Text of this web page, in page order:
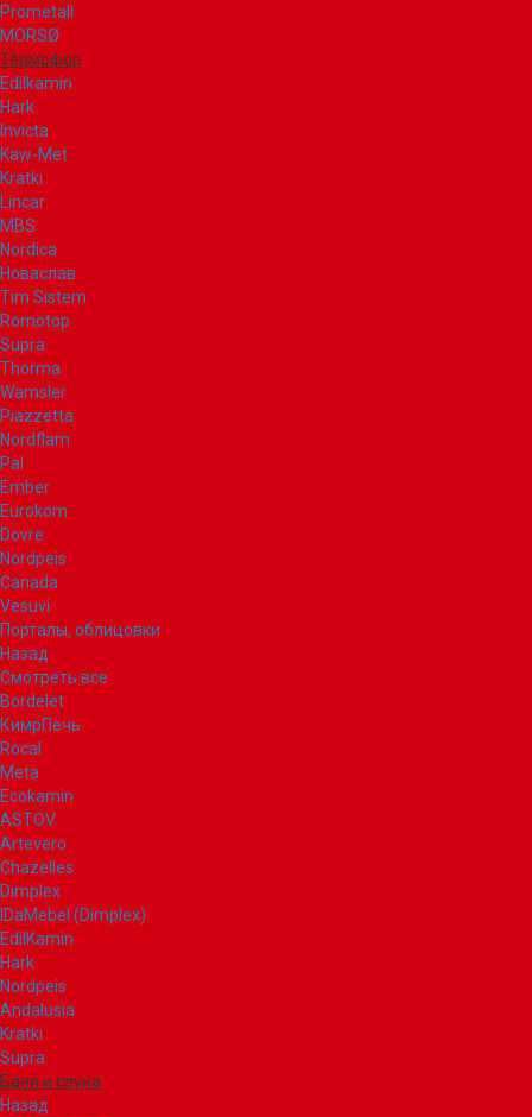
Prometall
MORSØ
Термофор
Edilkamin
Hark
Invicta
Kaw-Met
Kratki
Lincar
MBS
Nordica
Новаслав
Tim Sistem
Romotop
Supra
Thorma
Wamsler
Piazzetta
Nordflam
Pal
Ember
Eurokom
Dovre
Nordpeis
Canada
Vesuvi
Порталы, облицовки
Назад
Смотреть все
Bordelet
КимрПечь
Rocal
Meta
Ecokamin
ASTOV
Artevero
Chazelles
Dimplex
IDaMebel (Dimplex)
EdilKamin
Hark
Nordpeis
Andalusia
Kratki
Supra
Баня и сауна
Назад